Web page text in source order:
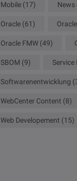
Mobile (17) News
Oracle (61)
Oracle FMW (49)
SBOM (9) Service
Softwarenentwicklung
WebCenter Content (8)
Web Developement (15)